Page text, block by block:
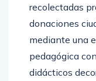
recolectadas
donaciones
mediante una
pedagógica con
didácticos